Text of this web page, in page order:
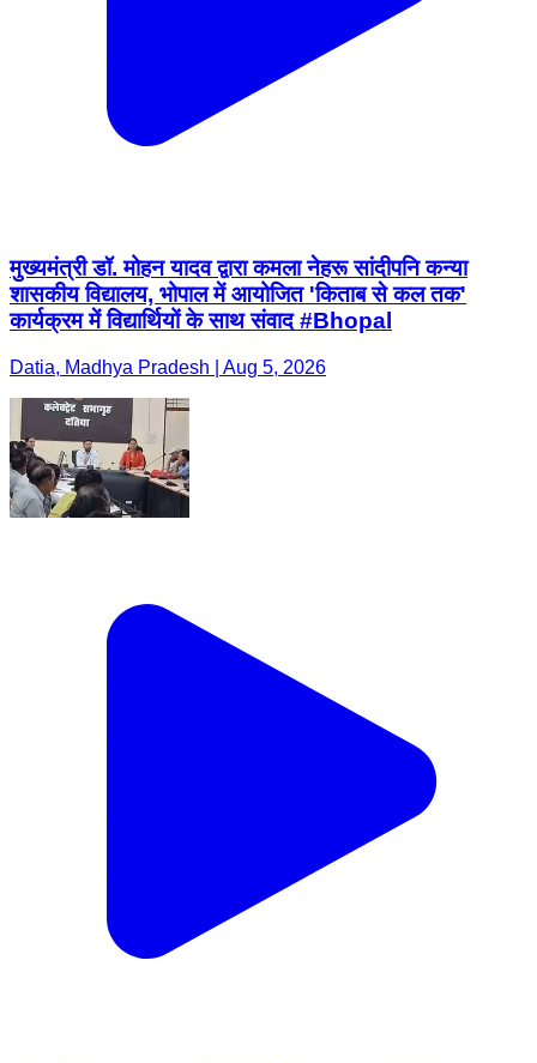
मुख्यमंत्री डॉ. मोहन यादव द्वारा कमला नेहरू सांदीपनि कन्या
शासकीय विद्यालय, भोपाल में आयोजित 'किताब से कल तक'
कार्यक्रम में विद्यार्थियों के साथ संवाद #Bhopal
Datia, Madhya Pradesh | Aug 5, 2026